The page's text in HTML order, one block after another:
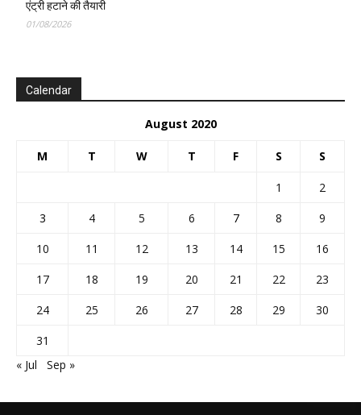
एंट्री हटाने की तैयारी
01/08/2026
Calendar
August 2020
M T W T F S S
1
2
3
4 5 6 7 8
9
10
11 12 13 14 15
16
17
18 19 20 21 22
23
24
25 26 27 28 29
30
31
« Jul
Sep »